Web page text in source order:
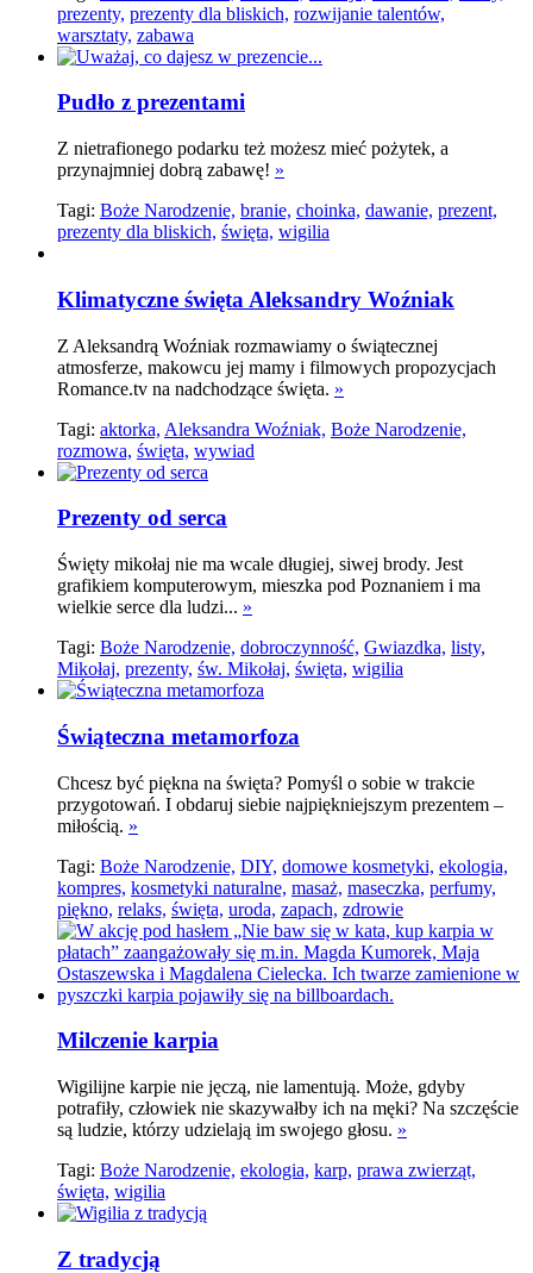
prezenty, prezenty dla bliskich, rozwijanie talentów,
warsztaty, zabawa
Pudło z prezentami
Z nietrafionego podarku też możesz mieć pożytek, a
przynajmniej dobrą zabawę! »
Tagi: Boże Narodzenie, branie, choinka, dawanie, prezent,
prezenty dla bliskich, święta, wigilia
Klimatyczne święta Aleksandry Woźniak
Z Aleksandrą Woźniak rozmawiamy o świątecznej
atmosferze, makowcu jej mamy i filmowych propozycjach
Romance.tv na nadchodzące święta. »
Tagi: aktorka, Aleksandra Woźniak, Boże Narodzenie,
rozmowa, święta, wywiad
Prezenty od serca
Święty mikołaj nie ma wcale długiej, siwej brody. Jest
grafikiem komputerowym, mieszka pod Poznaniem i ma
wielkie serce dla ludzi... »
Tagi: Boże Narodzenie, dobroczynność, Gwiazdka, listy,
Mikołaj, prezenty, św. Mikołaj, święta, wigilia
Świąteczna metamorfoza
Chcesz być piękna na święta? Pomyśl o sobie w trakcie
przygotowań. I obdaruj siebie najpiękniejszym prezentem –
miłością. »
Tagi: Boże Narodzenie, DIY, domowe kosmetyki, ekologia,
kompres, kosmetyki naturalne, masaż, maseczka, perfumy,
piękno, relaks, święta, uroda, zapach, zdrowie
Milczenie karpia
Wigilijne karpie nie jęczą, nie lamentują. Może, gdyby
potrafiły, człowiek nie skazywałby ich na męki? Na szczęście
są ludzie, którzy udzielają im swojego głosu. »
Tagi: Boże Narodzenie, ekologia, karp, prawa zwierząt,
święta, wigilia
Z tradycją